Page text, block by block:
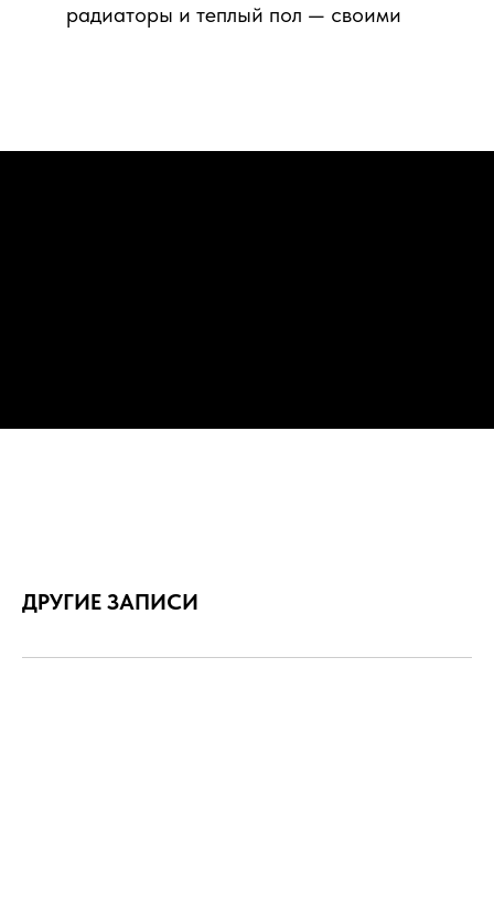
радиаторы и теплый пол — своими
ДРУГИЕ ЗАПИСИ